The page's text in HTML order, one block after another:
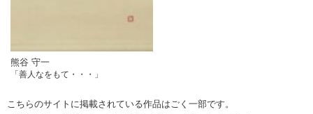
熊谷 守一
「善人なをもて・・・」
こちらのサイトに掲載されている作品はごく一部です。